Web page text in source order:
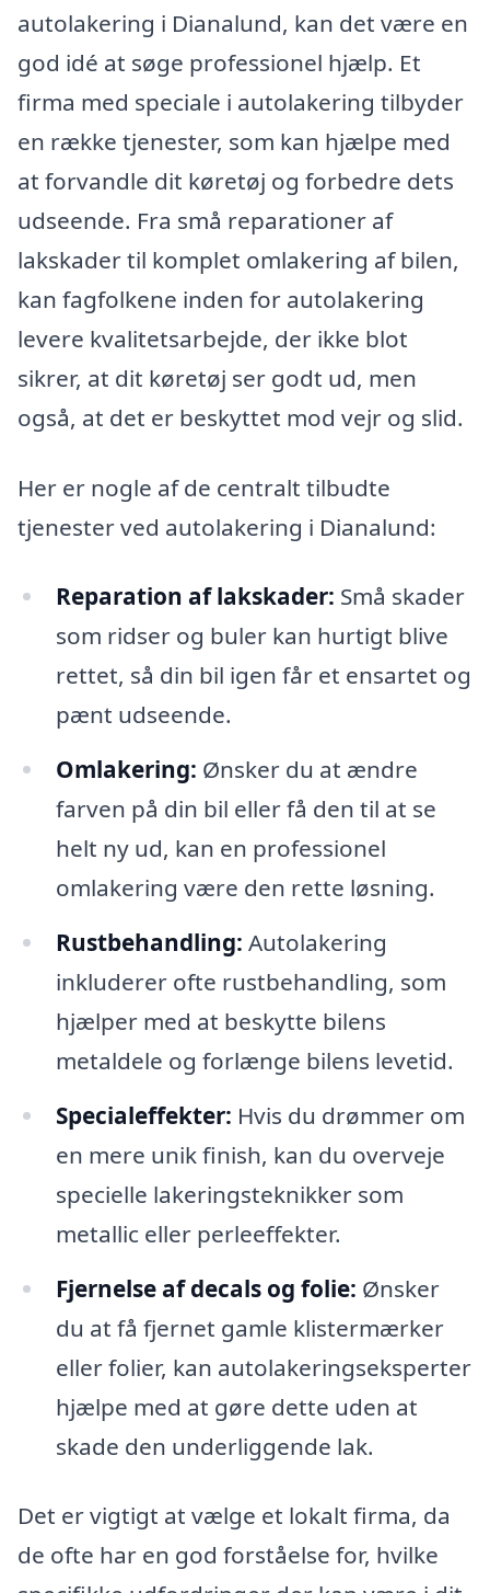
autolakering i Dianalund, kan det være en
god idé at søge professionel hjælp. Et
firma med speciale i autolakering tilbyder
en række tjenester, som kan hjælpe med
at forvandle dit køretøj og forbedre dets
udseende. Fra små reparationer af
lakskader til komplet omlakering af bilen,
kan fagfolkene inden for autolakering
levere kvalitetsarbejde, der ikke blot
sikrer, at dit køretøj ser godt ud, men
også, at det er beskyttet mod vejr og slid.
Her er nogle af de centralt tilbudte
tjenester ved autolakering i Dianalund:
Reparation af lakskader: Små skader
som ridser og buler kan hurtigt blive
rettet, så din bil igen får et ensartet og
pænt udseende.
Omlakering: Ønsker du at ændre
farven på din bil eller få den til at se
helt ny ud, kan en professionel
omlakering være den rette løsning.
Rustbehandling: Autolakering
inkluderer ofte rustbehandling, som
hjælper med at beskytte bilens
metaldele og forlænge bilens levetid.
Specialeffekter: Hvis du drømmer om
en mere unik finish, kan du overveje
specielle lakeringsteknikker som
metallic eller perleeffekter.
Fjernelse af decals og folie: Ønsker
du at få fjernet gamle klistermærker
eller folier, kan autolakeringseksperter
hjælpe med at gøre dette uden at
skade den underliggende lak.
Det er vigtigt at vælge et lokalt firma, da
de ofte har en god forståelse for, hvilke